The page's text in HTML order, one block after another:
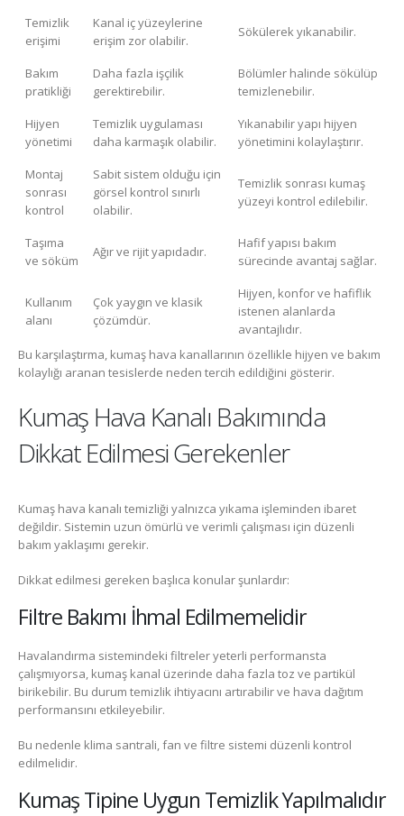
Temizlik
erişimi
Kanal iç yüzeylerine
erişim zor olabilir.
Sökülerek yıkanabilir.
Bakım
pratikliği
Daha fazla işçilik
gerektirebilir.
Bölümler halinde sökülüp
temizlenebilir.
Hijyen
yönetimi
Temizlik uygulaması
daha karmaşık olabilir.
Yıkanabilir yapı hijyen
yönetimini kolaylaştırır.
Montaj
sonrası
kontrol
Sabit sistem olduğu için
görsel kontrol sınırlı
olabilir.
Temizlik sonrası kumaş
yüzeyi kontrol edilebilir.
Taşıma
ve söküm
Ağır ve rijit yapıdadır.
Hafif yapısı bakım
sürecinde avantaj sağlar.
Kullanım
alanı
Çok yaygın ve klasik
çözümdür.
Hijyen, konfor ve hafiflik
istenen alanlarda
avantajlıdır.
Bu karşılaştırma, kumaş hava kanallarının özellikle hijyen ve bakım
kolaylığı aranan tesislerde neden tercih edildiğini gösterir.
Kumaş Hava Kanalı Bakımında
Dikkat Edilmesi Gerekenler
Kumaş hava kanalı temizliği yalnızca yıkama işleminden ibaret
değildir. Sistemin uzun ömürlü ve verimli çalışması için düzenli
bakım yaklaşımı gerekir.
Dikkat edilmesi gereken başlıca konular şunlardır:
Filtre Bakımı İhmal Edilmemelidir
Havalandırma sistemindeki filtreler yeterli performansta
çalışmıyorsa, kumaş kanal üzerinde daha fazla toz ve partikül
birikebilir. Bu durum temizlik ihtiyacını artırabilir ve hava dağıtım
performansını etkileyebilir.
Bu nedenle klima santrali, fan ve filtre sistemi düzenli kontrol
edilmelidir.
Kumaş Tipine Uygun Temizlik Yapılmalıdır